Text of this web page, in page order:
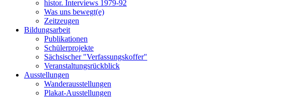
histor. Interviews 1979-92
Was uns bewegt(e)
Zeitzeugen
Bildungsarbeit
Publikationen
Schülerprojekte
Sächsischer "Verfassungskoffer"
Veranstaltungsrückblick
Ausstellungen
Wanderausstellungen
Plakat-Ausstellungen